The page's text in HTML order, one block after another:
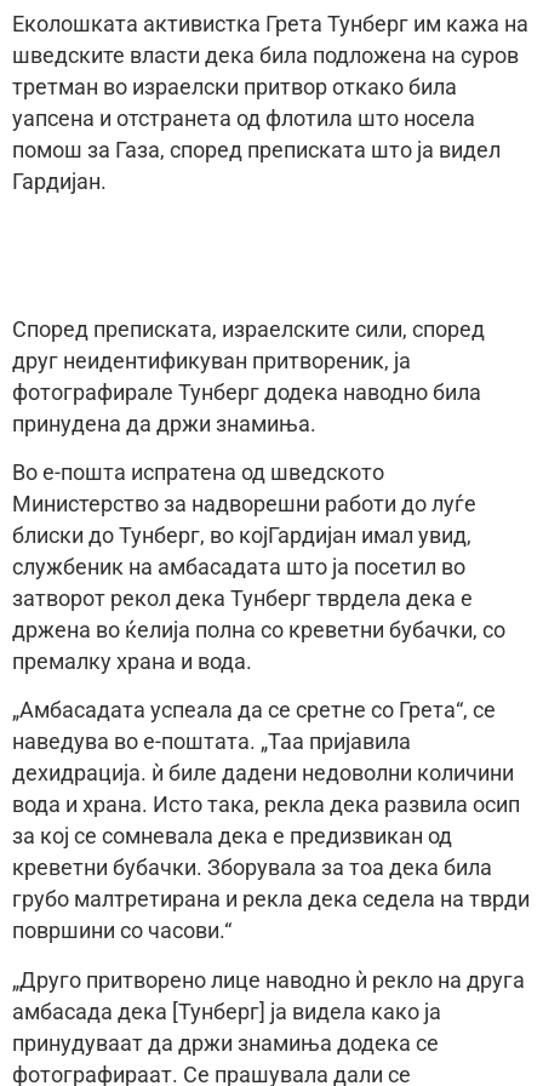
Еколошката активистка Грета Тунберг им кажа на
шведските власти дека била подложена на суров
третман во израелски притвор откако била
уапсена и отстранета од флотила што носела
помош за Газа, според преписката што ја видел
Гардијан.
Според преписката, израелските сили, според
друг неидентификуван притвореник, ја
фотографирале Тунберг додека наводно била
принудена да држи знамиња.
Во е-пошта испратена од шведското
Министерство за надворешни работи до луѓе
блиски до Тунберг, во којГардијан имал увид,
службеник на амбасадата што ја посетил во
затворот рекол дека Тунберг тврдела дека е
држена во ќелија полна со креветни бубачки, со
премалку храна и вода.
„Амбасадата успеала да се сретне со Грета“, се
наведува во е-поштата. „Таа пријавила
дехидрација. ѝ биле дадени недоволни количини
вода и храна. Исто така, рекла дека развила осип
за кој се сомневала дека е предизвикан од
креветни бубачки. Зборувала за тоа дека била
грубо малтретирана и рекла дека седела на тврди
површини со часови.“
„Друго притворено лице наводно ѝ рекло на друга
амбасада дека [Тунберг] ја видела како ја
принудуваат да држи знамиња додека се
фотографираат. Се прашувала дали се